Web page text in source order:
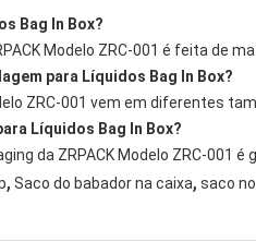
Bag In Box?
Modelo ZRC-001 é feita de
para Líquidos Bag In Box?
ZRC-001 vem em diferentes
Líquidos Bag In Box?
da ZRPACK Modelo ZRC-001 é
, Saco do babador na caixa, saco